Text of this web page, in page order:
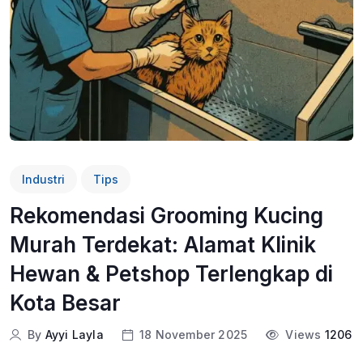
Industri Tips
Rekomendasi Grooming Kucing
Murah Terdekat: Alamat Klinik
Hewan & Petshop Terlengkap di
Kota Besar
By Ayyi Layla 18 November 2025 Views 1206